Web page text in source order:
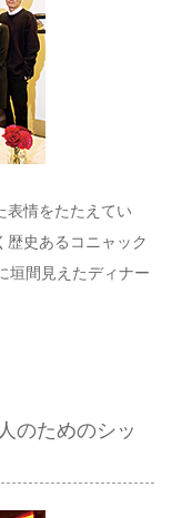
表情をたたえてい
歴史あるコニャック
垣間見えたディナー
のためのシッ